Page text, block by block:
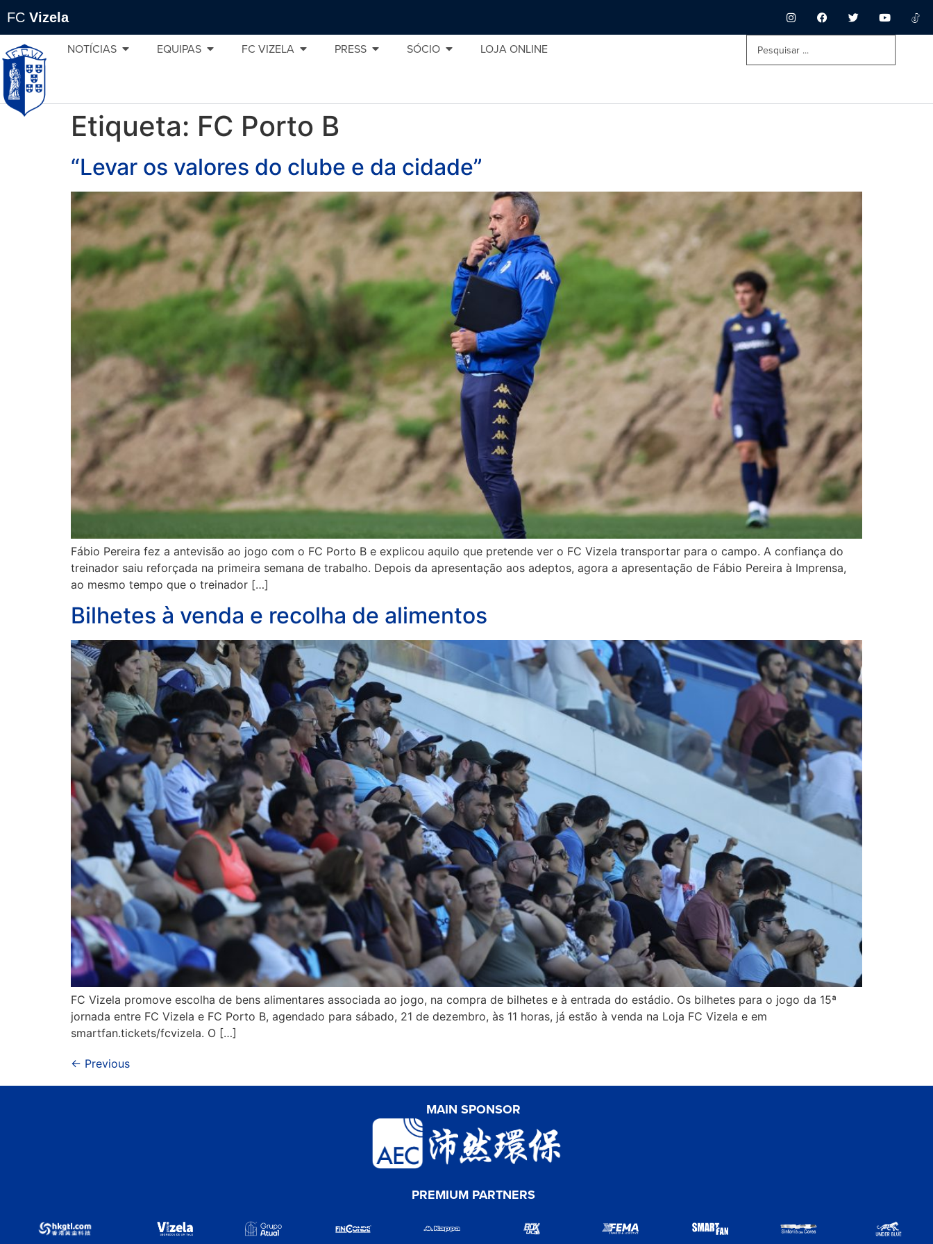
FC Vizela
NOTÍCIAS EQUIPAS FC VIZELA PRESS SÓCIO LOJA ONLINE
Etiqueta: FC Porto B
“Levar os valores do clube e da cidade”
Fábio Pereira fez a antevisão ao jogo com o FC Porto B e explicou aquilo que pretende ver o FC Vizela transportar para o campo. A confiança do
treinador saiu reforçada na primeira semana de trabalho. Depois da apresentação aos adeptos, agora a apresentação de Fábio Pereira à Imprensa,
ao mesmo tempo que o treinador […]
Bilhetes à venda e recolha de alimentos
FC Vizela promove escolha de bens alimentares associada ao jogo, na compra de bilhetes e à entrada do estádio. Os bilhetes para o jogo da 15ª
jornada entre FC Vizela e FC Porto B, agendado para sábado, 21 de dezembro, às 11 horas, já estão à venda na Loja FC Vizela e em
smartfan.tickets/fcvizela. O […]
← Previous
MAIN SPONSOR
PREMIUM PARTNERS